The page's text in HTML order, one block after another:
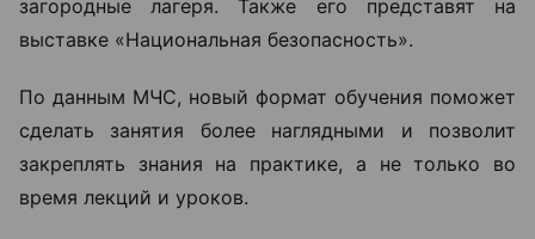
загородные лагеря. Также его представят на
выставке «Национальная безопасность».
По данным МЧС, новый формат обучения поможет
сделать занятия более наглядными и позволит
закреплять знания на практике, а не только во
время лекций и уроков.